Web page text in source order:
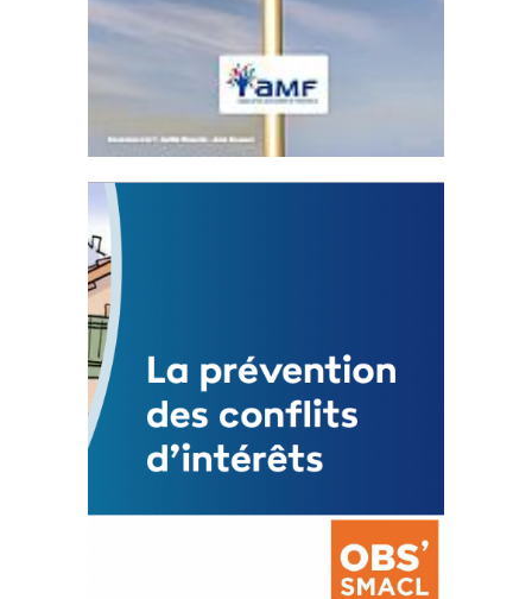
Statut de l’élu local
3 avril 2024
Mise à jour avril 2024
FEUILLETER